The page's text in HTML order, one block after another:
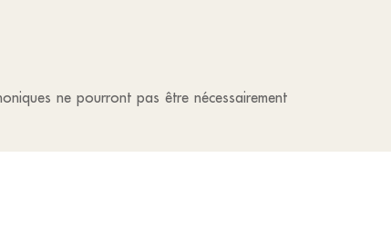
ne pourront pas être nécessairement